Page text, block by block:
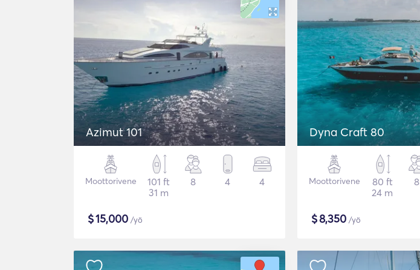
Azimut 101
Moottorivene
101 ft
31 m
8 4 4
$15,000 /yö
Dyna Craft 80
Moottorivene
80 ft
24 m
8
$8,350 /yö